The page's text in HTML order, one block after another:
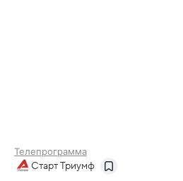
Телепрограмма
Старт Триумф